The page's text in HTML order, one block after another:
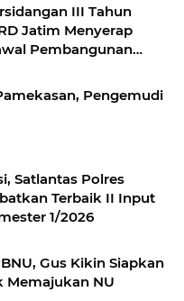
III Tahun
Jatim Menyerap
Pembangunan
Pengemudi
Satlantas Polres
Terbaik II Input
1/2026
Gus Kikin Siapkan
Memajukan NU